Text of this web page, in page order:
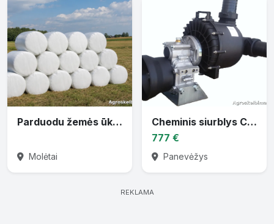
Parduodu žemės ūkio techniką
Molėtai
Cheminis siurblys CTP-30 varomas traktoriaus darbiniu velenu
777 €
Panevėžys
REKLAMA